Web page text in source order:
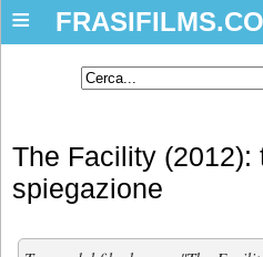
≡
The Facility (2012):
spiegazione